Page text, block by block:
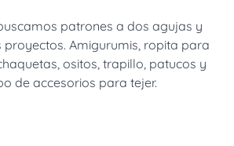
patrones a dos agujas y
Amigurumis, ropita para
ositos, trapillo, patucos y
de accesorios para tejer.